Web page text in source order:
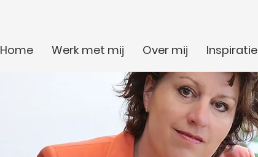
Home Werk met mij Over mij Inspiratie
Blogs